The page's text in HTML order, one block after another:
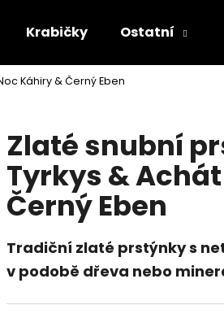
Krabičky Ostatní
Káhiry & Černý Eben
Zlaté snubní
Tyrkys &
Černý Eben
Tradiční zlaté prstýnky s
v podobě dřeva nebo
HLEDAT